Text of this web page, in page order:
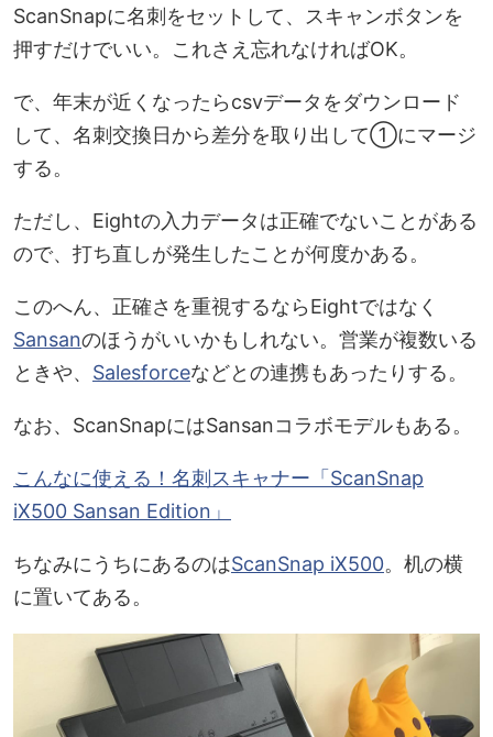
ScanSnapに名刺をセットして、スキャンボタンを
押すだけでいい。これさえ忘れなければOK。
で、年末が近くなったらcsvデータをダウンロード
して、名刺交換日から差分を取り出して①にマージ
する。
ただし、Eightの入力データは正確でないことがある
ので、打ち直しが発生したことが何度かある。
このへん、正確さを重視するならEightではなく
Sansanのほうがいいかもしれない。営業が複数いる
ときや、 Salesforceなどとの連携もあったりする。
なお、ScanSnapにはSansanコラボモデルもある。
こんなに使える！名刺スキャナー「ScanSnap
iX500 Sansan Edition」
ちなみにうちにあるのはScanSnap iX500。机の横
に置いてある。